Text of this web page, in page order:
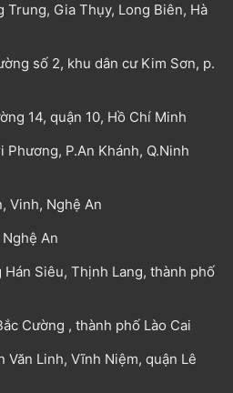
Trung, Gia Thụy, Long Biên, Hà
số 2, khu dân cư Kim Sơn, p.
14, quận 10, Hồ Chí Minh
Phương, P.An Khánh, Q.Ninh
Vinh, Nghệ An
An
Hán Siêu, Thịnh Lang, thành phố
Cường , thành phố Lào Cai
Văn Linh, Vĩnh Niệm, quận Lê